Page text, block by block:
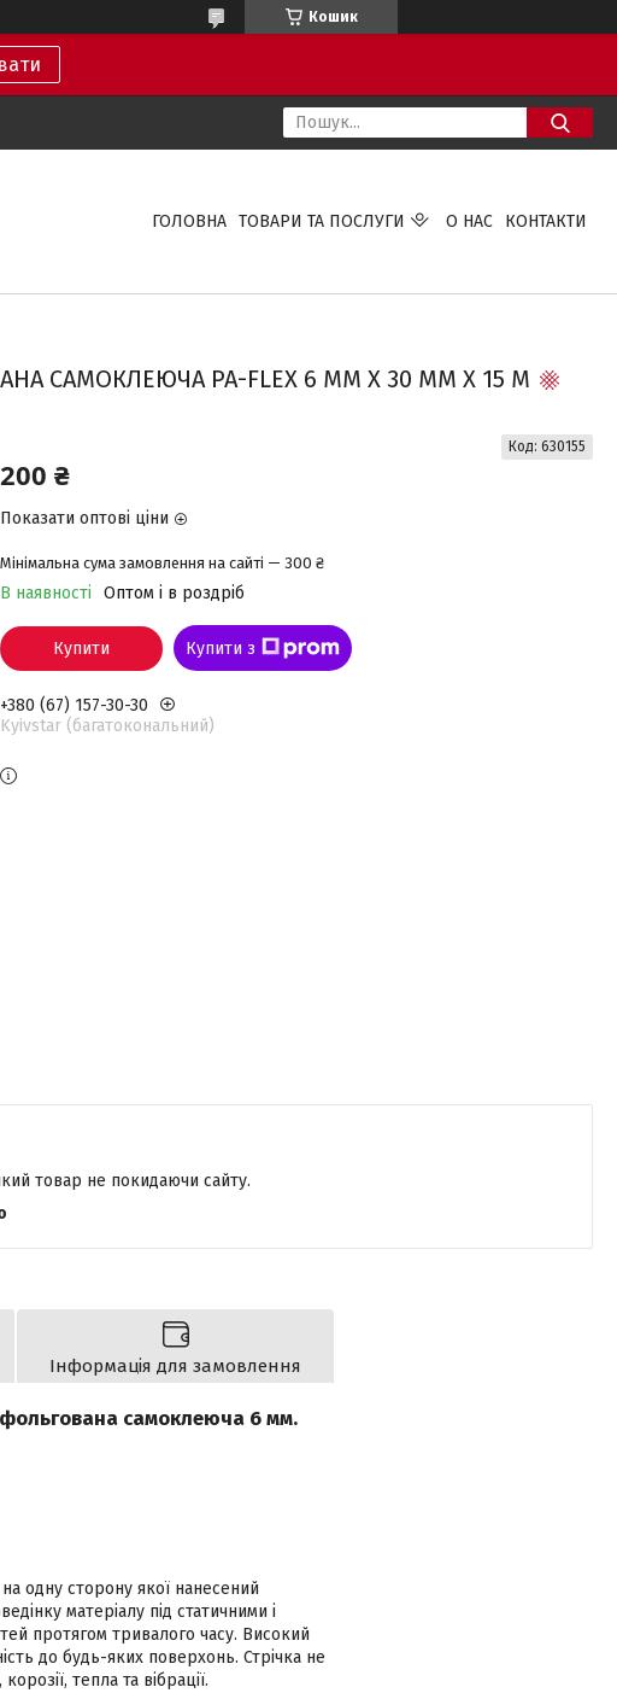
Кошик
ГОЛОВНА ТОВАРИ ТА ПОСЛУГИ О НАС КОНТАКТИ
САМОКЛЕЮЧА PA-FLEX 6 ММ Х 30 ММ Х 15 М
200 ₴
Показати оптові ціни
Мінімальна сума замовлення на сайті — 300 ₴
В наявності Оптом і в роздріб
Код: 630155
Купити Купити з
+380 (67) 157-30-30
Kyivstar (багатокональний)
товар не покидаючи сайту.
Інформація для замовлення
фольгована самоклеюча 6 мм.
одну сторону якої нанесений
матеріалу під статичними і
протягом тривалого часу. Високий
до будь-яких поверхонь. Стрічка не
тепла та вібрації.